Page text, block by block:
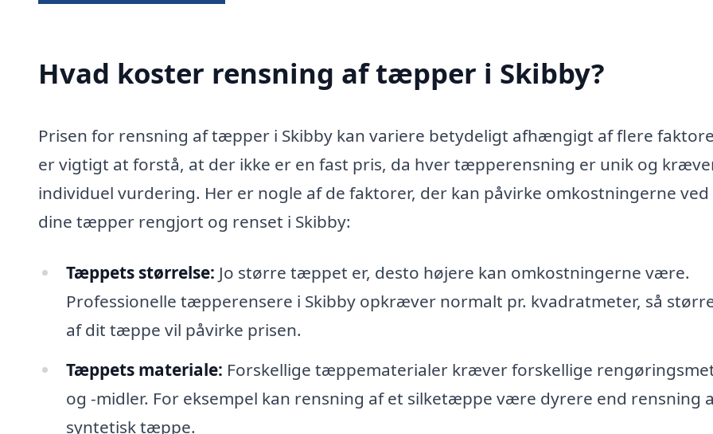
Hvad koster rensning af tæpper i Skibby?
Prisen for rensning af tæpper i Skibby kan variere betydeligt afhængigt af flere
er vigtigt at forstå, at der ikke er en fast pris, da hver tæpperensning er unik og
individuel vurdering. Her er nogle af de faktorer, der kan påvirke omkostningerne ved
dine tæpper rengjort og renset i Skibby:
Tæppets størrelse: Jo større tæppet er, desto højere kan omkostningerne være.
Professionelle tæpperensere i Skibby opkræver normalt pr. kvadratmeter, så
af dit tæppe vil påvirke prisen.
Tæppets materiale: Forskellige tæppematerialer kræver forskellige
og -midler. For eksempel kan rensning af et silketæppe være dyrere end rensning
syntetisk tæppe.